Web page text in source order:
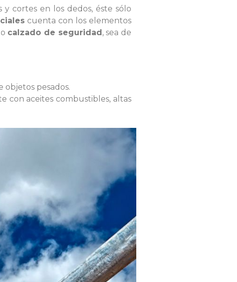
cortes en los dedos, éste sólo
cuenta con los elementos
calzado de seguridad, sea de
pesados.
con aceites combustibles, altas